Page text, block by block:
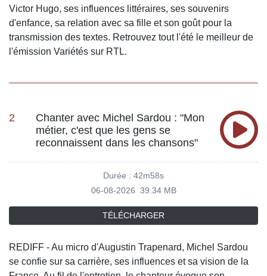
Victor Hugo, ses influences littéraires, ses souvenirs
d'enfance, sa relation avec sa fille et son goût pour la
transmission des textes. Retrouvez tout l'été le meilleur de
l'émission Variétés sur RTL.
2
Chanter avec Michel Sardou : "Mon
métier, c'est que les gens se
reconnaissent dans les chansons"
Durée : 42m58s
06-08-2026 39.34 MB
TÉLÉCHARGER
REDIFF - Au micro d'Augustin Trapenard, Michel Sardou
se confie sur sa carrière, ses influences et sa vision de la